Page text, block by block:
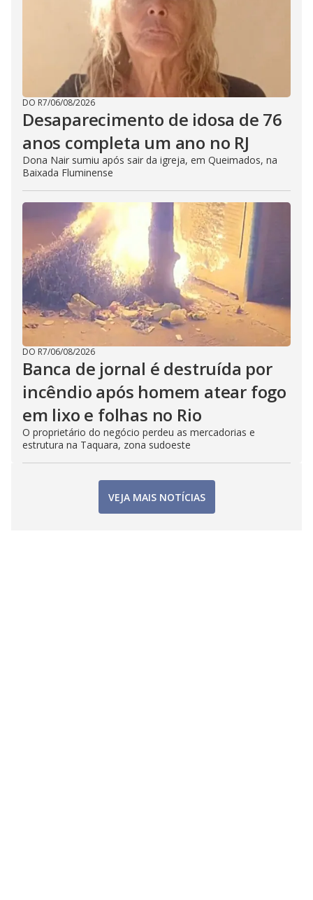
DO R7/06/08/2026
Desaparecimento de idosa de 76
anos completa um ano no RJ
Dona Nair sumiu após sair da igreja, em Queimados, na
Baixada Fluminense
DO R7/06/08/2026
Banca de jornal é destruída por
incêndio após homem atear fogo
em lixo e folhas no Rio
O proprietário do negócio perdeu as mercadorias e
estrutura na Taquara, zona sudoeste
VEJA MAIS NOTÍCIAS